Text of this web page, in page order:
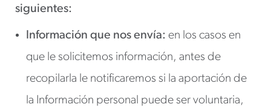
siguientes:
Información que nos envía: en los casos en
que le solicitemos información, antes de
recopilarla le notificaremos si la aportación de
la Información personal puede ser voluntaria,